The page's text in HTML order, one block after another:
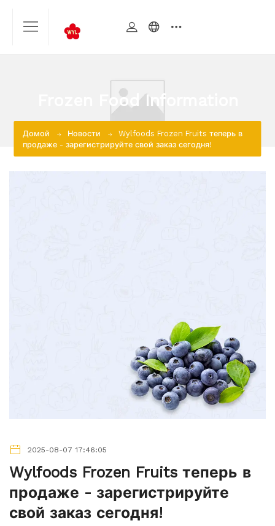
Frozen Food Information
Домой Новости
Wylfoods Frozen Fruits теперь в
продаже - зарегистрируйте свой заказ сегодня!
2025-08-07 17:46:05
Wylfoods Frozen Fruits теперь в
продаже - зарегистрируйте
свой заказ сегодня!